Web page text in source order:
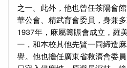
之一。此外，他也曾任茶陽會
華公會、精武育會委員，身兼多
1937年，麻屬籌賑會成立，羅
一，和本校其他先賢一同締造
譽。他也擔任廣東省救濟會委員